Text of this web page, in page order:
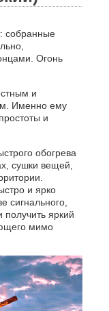
собранные
Огонь
и
Именно ему
и
обогрева
сушки вещей,
и ярко
сигнального,
получить яркий
мимо